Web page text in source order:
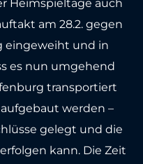
Heimspieltage auch
am 28.2. gegen
eingeweiht und in
es nun umgehend
transportiert
werden –
gelegt und die
kann. Die Zeit